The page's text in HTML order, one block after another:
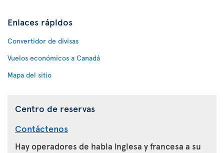
Enlaces rápidos
Convertidor de divisas
Vuelos económicos a Canadá
Mapa del sitio
Centro de reservas
Contáctenos
Hay operadores de habla inglesa y francesa a su